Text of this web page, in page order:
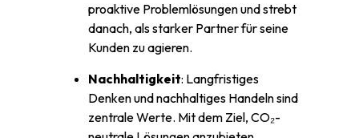
proaktive Problemlösungen und strebt
danach, als starker Partner für seine
Kunden zu agieren.
Nachhaltigkeit: Langfristiges
Denken und nachhaltiges Handeln sind
zentrale Werte. Mit dem Ziel, CO₂-